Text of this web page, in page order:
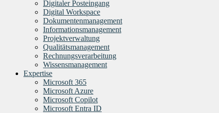
Digitaler Posteingang
Digital Workspace
Dokumentenmanagement
Informationsmanagement
Projektverwaltung
Qualitätsmanagement
Rechnungsverarbeitung
Wissensmanagement
Expertise
Microsoft 365
Microsoft Azure
Microsoft Copilot
Microsoft Entra ID